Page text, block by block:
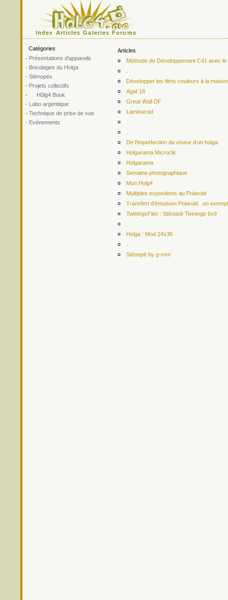
Index Articles Galeries Forums
Catégories
- Présentations d'appareils
- Bricolages du Holga
- Sténopés
- Projets collectifs
-
H0lg4 Book
- Labo argentique
- Technique de prise de vue
- Evénements
Articles
¤
Méthode de Développement C41 avec
¤
¤
Développer les films couleurs à la
¤
Agat 18
¤
Great Wall DF
¤
Laminaroid
¤
¤
¤
De l'imperfection du viseur d'un holga
¤
Holgarama Microclic
¤
Holgarama
¤
Semaine photographique
¤
Mon Holg4
¤
Multiples expositions au Polaroid
¤
Transfert d'émulsion Polaroid.. un
¤
TwiningsFlex : Sténopé Twinings 6x9
¤
¤
Holga : Mod 24x36
¤
¤
Sténopé by g-rom